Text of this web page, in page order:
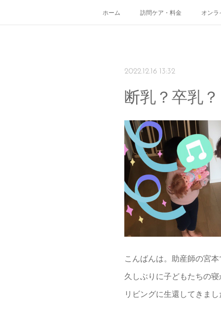
ホーム 訪問ケア・料金 オンラ
2022.12.16 13:32
断乳？卒乳
こんばんは。助産師の宮本
久しぶりに子どもたちの
リビングに生還してきまし